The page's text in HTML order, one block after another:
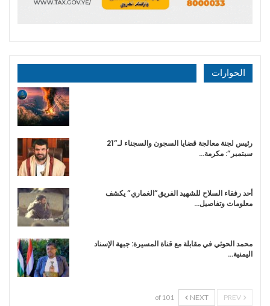
الحوارات
رئيس لجنة معالجة قضايا السجون والسجناء لـ”21
سبتمبر”: مكرمة…
أحد رفقاء السلاح للشهيد الفريق”الغماري” يكشف
معلومات وتفاصيل…
محمد الحوثي في مقابلة مع قناة المسيرة: جبهة الإسناد
اليمنية…
NEXT
1 of 10